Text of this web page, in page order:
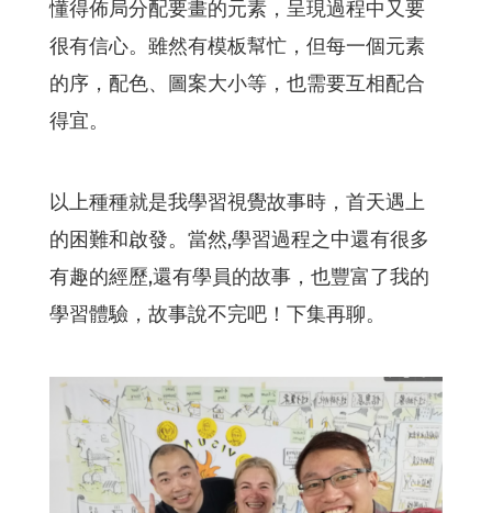
懂得佈局分配要畫的元素，呈現過程中又要
很有信心。雖然有模板幫忙，但每一個元素
的序，配色、圖案大小等，也需要互相配合
得宜。
以上種種就是我學習視覺故事時，首天遇上
的困難和啟發。當然,學習過程之中還有很多
有趣的經歷,還有學員的故事，也豐富了我的
學習體驗，故事說不完吧！下集再聊。